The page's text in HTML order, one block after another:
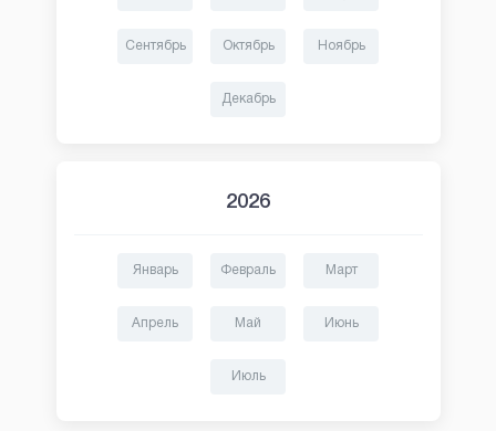
Сентябрь Октябрь Ноябрь
Декабрь
2026
Январь Февраль Март
Апрель Май Июнь
Июль